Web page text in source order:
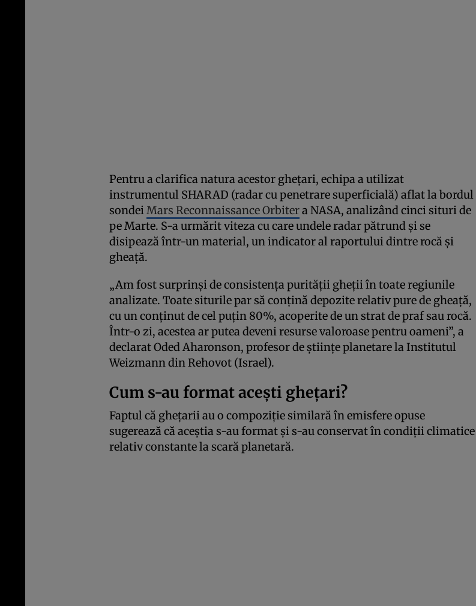
Pentru a clarifica natura acestor ghețari, echipa a utilizat
instrumentul SHARAD (radar cu penetrare superficială) aflat la bordul
sondeiMars Reconnaissance Orbitera NASA, analizând cinci situri de
pe Marte. S-a urmărit viteza cu care undele radar pătrund și se
disipează într-un material, un indicator al raportului dintre rocă și
gheață.
„Am fost surprinși de consistența purității gheții în toate regiunile
analizate. Toate siturile par să conțină depozite relativ pure de gheață,
cu un conținut de cel puțin 80%, acoperite de un strat de praf sau rocă.
Într-o zi, acestea ar putea deveni resurse valoroase pentru oameni”, a
declarat Oded Aharonson, profesor de științe planetare la Institutul
Weizmann din Rehovot (Israel).
Cum s-au format acești ghețari?
Faptul că ghețarii au o compoziție similară în emisfere opuse
sugerează că aceștia s-au format și s-au conservat în condiții climatice
relativ constante la scară planetară.